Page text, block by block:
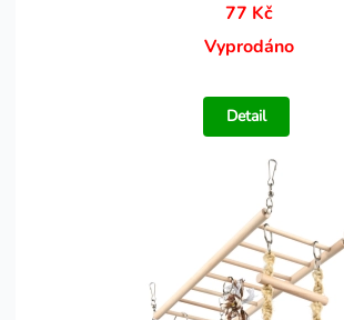
77 Kč
Vyprodáno
Detail